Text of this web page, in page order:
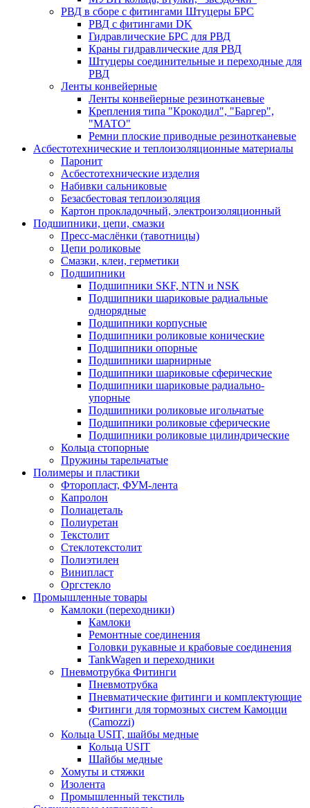
РВД в сборе с фитингами Штуцеры БРС
РВД с фитингами DK
Гидравлические БРС для РВД
Краны гидравлические для РВД
Штуцеры соединительные и переходные для
РВД
Ленты конвейерные
Ленты конвейерные резинотканевые
Крепления типа "Крокодил", "Баргер",
"МАТО"
Ремни плоские приводные резинотканевые
Асбестотехнические и теплоизоляционные материалы
Паронит
Асбестотехнические изделия
Набивки сальниковые
Безасбестовая теплоизоляция
Картон прокладочный, электроизоляционный
Подшипники, цепи, смазки
Пресс-маслёнки (тавотницы)
Цепи роликовые
Смазки, клеи, герметики
Подшипники
Подшипники SKF, NTN и NSK
Подшипники шариковые радиальные
однорядные
Подшипники корпусные
Подшипники роликовые конические
Подшипники опорные
Подшипники шарнирные
Подшипники шариковые сферические
Подшипники шариковые радиально-
упорные
Подшипники роликовые игольчатые
Подшипники роликовые сферические
Подшипники роликовые цилиндрические
Кольца стопорные
Пружины тарельчатые
Полимеры и пластики
Фторопласт, ФУМ-лента
Капролон
Полиацеталь
Полиуретан
Текстолит
Стеклотекстолит
Полиэтилен
Винипласт
Оргстекло
Промышленные товары
Камлоки (переходники)
Камлоки
Ремонтные соединения
Головки рукавные и крабовые соединения
TankWagen и переходники
Пневмотрубка Фитинги
Пневмотрубка
Пневматические фитинги и комплектующие
Фитинги для тормозных систем Камоцци
(Camozzi)
Кольца USIT, шайбы медные
Кольца USIT
Шайбы медные
Хомуты и стяжки
Изолента
Промышленный текстиль